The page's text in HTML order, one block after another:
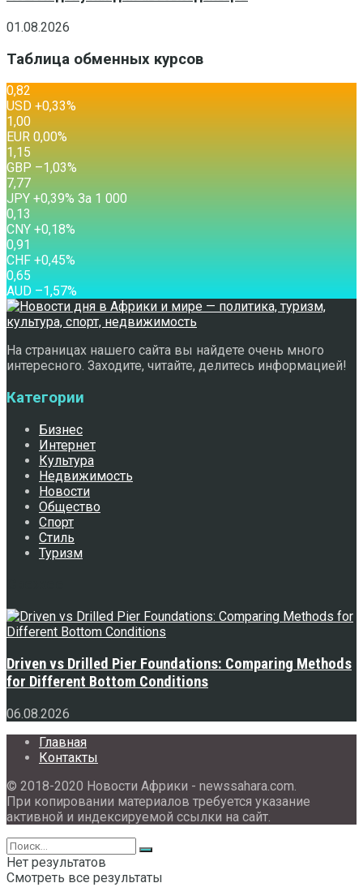
01.08.2026
Таблица обменных курсов
0,82
USD +0,33%
1,00
EUR 0,00%
1,15
GBP –1,03%
7,77
JPY +0,39% За 1 000
0,13
CNY +0,18%
0,91
CHF +0,45%
0,65
AUD –1,57%
На страницах нашего сайта вы найдете очень много
интересного. Заходите, читайте, делитесь информацией!
Категории
Бизнес
Интернет
Культура
Недвижимость
Новости
Общество
Спорт
Стиль
Туризм
Driven vs Drilled Pier Foundations: Comparing Methods
for Different Bottom Conditions
06.08.2026
Главная
Контакты
© 2018-2020 Новости Африки - newssahara.com.
При копировании материалов требуется указание
активной и индексируемой ссылки на сайт.
Нет результатов
Смотреть все результаты